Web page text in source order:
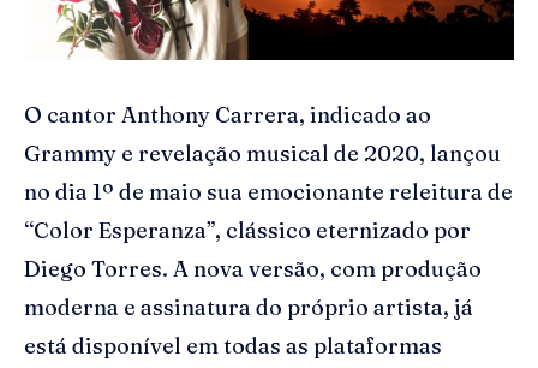
O cantor Anthony Carrera, indicado ao
Grammy e revelação musical de 2020, lançou
no dia 1º de maio sua emocionante releitura de
“Color Esperanza”, clássico eternizado por
Diego Torres. A nova versão, com produção
moderna e assinatura do próprio artista, já
está disponível em todas as plataformas